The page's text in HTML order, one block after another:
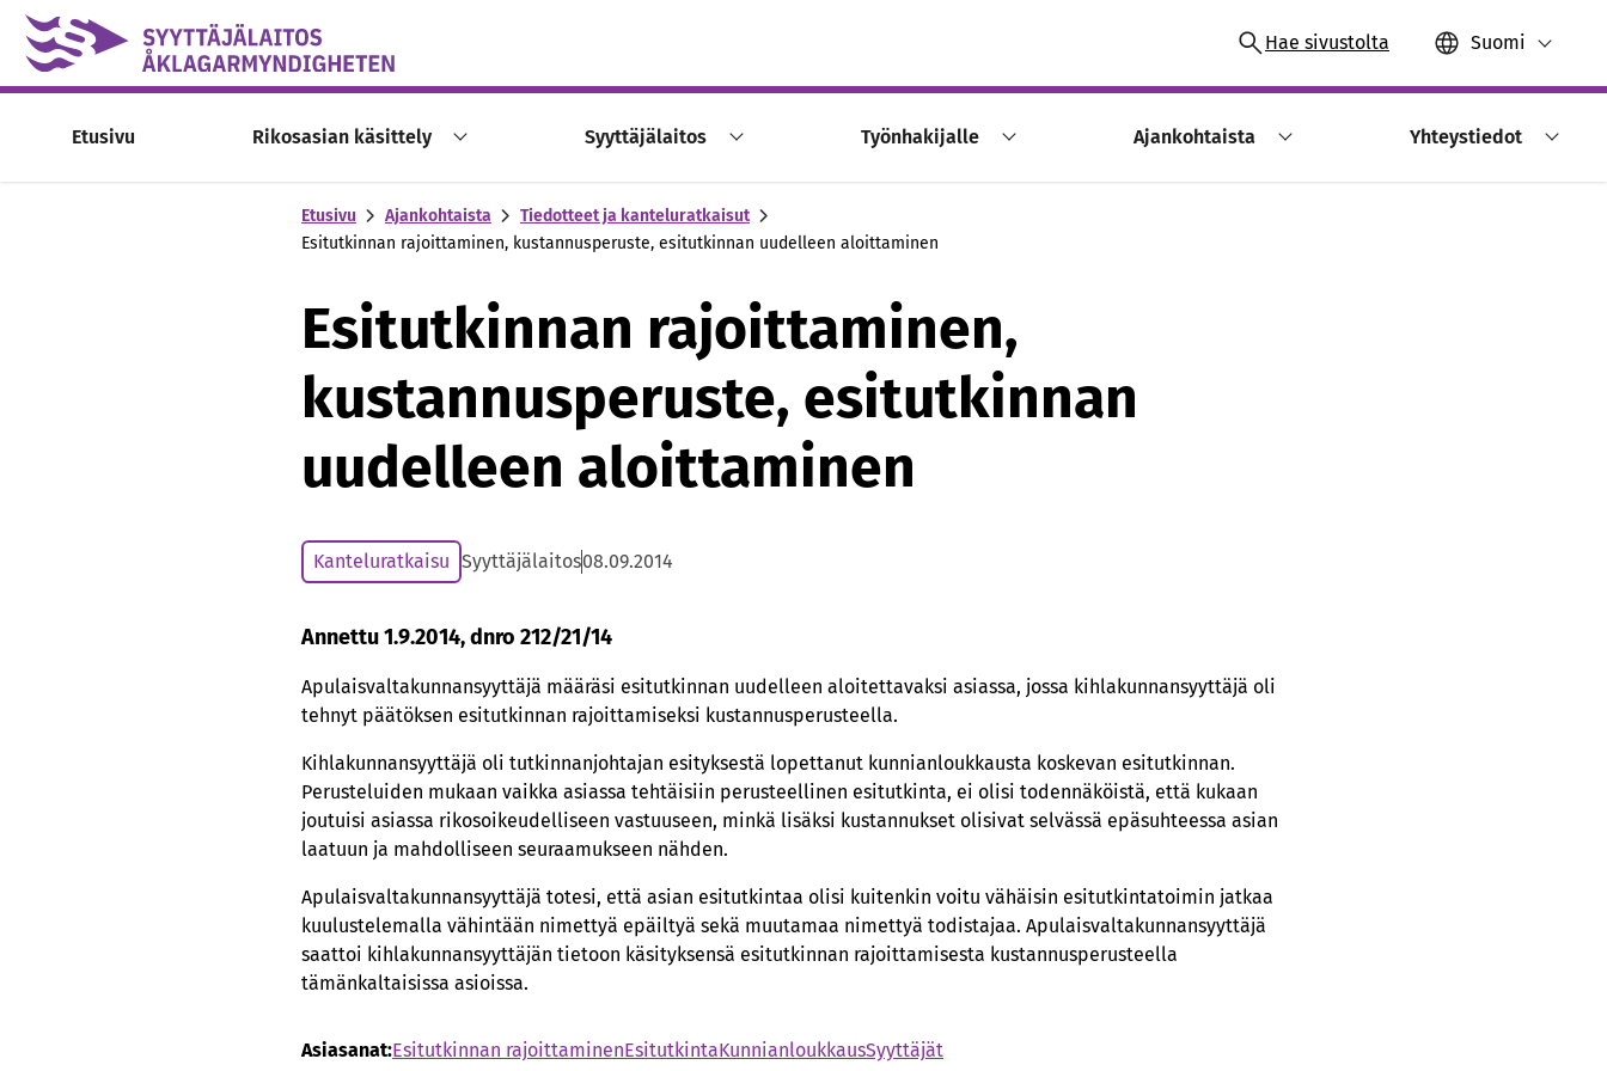
Skip to content -saavutettavuusohje
Hae sivustolta Suomi
Etusivu Rikosasian käsittely Syyttäjälaitos Työnhakijalle Ajankohtaista Yhteystiedot
Etusivu Ajankohtaista
Tiedotteet ja kanteluratkaisut
Esitutkinnan rajoittaminen, kustannusperuste, esitutkinnan uudelleen aloittaminen
Esitutkinnan rajoittaminen,
kustannusperuste, esitutkinnan
uudelleen aloittaminen
Kanteluratkaisu Syyttäjälaitos08.09.2014
Annettu 1.9.2014, dnro 212/21/14
Apulaisvaltakunnansyyttäjä määräsi esitutkinnan uudelleen aloitettavaksi asiassa, jossa kihlakunnansyyttäjä oli
tehnyt päätöksen esitutkinnan rajoittamiseksi kustannusperusteella.
Kihlakunnansyyttäjä oli tutkinnanjohtajan esityksestä lopettanut kunnianloukkausta koskevan esitutkinnan.
Perusteluiden mukaan vaikka asiassa tehtäisiin perusteellinen esitutkinta, ei olisi todennäköistä, että kukaan
joutuisi asiassa rikosoikeudelliseen vastuuseen, minkä lisäksi kustannukset olisivat selvässä epäsuhteessa asian
laatuun ja mahdolliseen seuraamukseen nähden.
Apulaisvaltakunnansyyttäjä totesi, että asian esitutkintaa olisi kuitenkin voitu vähäisin esitutkintatoimin jatkaa
kuulustelemalla vähintään nimettyä epäiltyä sekä muutamaa nimettyä todistajaa. Apulaisvaltakunnansyyttäjä
saattoi kihlakunnansyyttäjän tietoon käsityksensä esitutkinnan rajoittamisesta kustannusperusteella
tämänkaltaisissa asioissa.
Asiasanat:Esitutkinnan rajoittaminenEsitutkintaKunnianloukkausSyyttäjät